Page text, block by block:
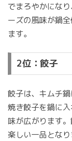
でまろやかにな
ーズの風味が鍋
ます。
2位：餃子
餃子は、キムチ
焼き餃子を鍋に
味が広がります
楽しい一品となり